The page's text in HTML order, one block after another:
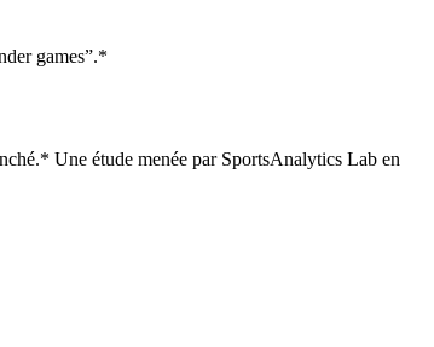
games”.*
Une étude menée par SportsAnalytics Lab en